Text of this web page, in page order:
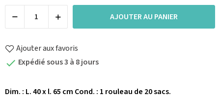
AJOUTER AU PANIER
Ajouter aux favoris
 Expédié sous 3 à 8 jours
Dim. : L. 40 x l. 65 cm Cond. : 1 rouleau de 20 sacs.